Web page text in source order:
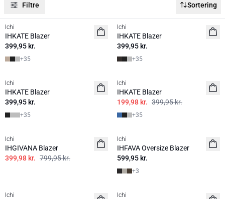
Filtre Sortering
BASIC
Ichi
IHKATE Blazer
399,95 kr.
+35
Ichi
IHKATE Blazer
399,95 kr.
+35
BASIC
Ichi
IHKATE Blazer
399,95 kr.
+35
Ichi
IHKATE Blazer
199,98 kr. 399,95 kr.
+35
Ichi
IHGIVANA Blazer
399,98 kr. 799,95 kr.
Ichi
IHFAVA Oversize Blazer
599,95 kr.
+3
Ichi Ichi